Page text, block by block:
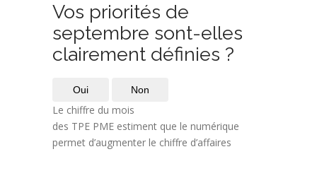
Vos priorités de
septembre sont-elles
clairement définies ?
Oui Non
Le chiffre du mois
des TPE PME estiment que le numérique
permet d’augmenter le chiffre d’affaires